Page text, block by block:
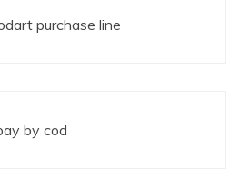
purchase line
by cod